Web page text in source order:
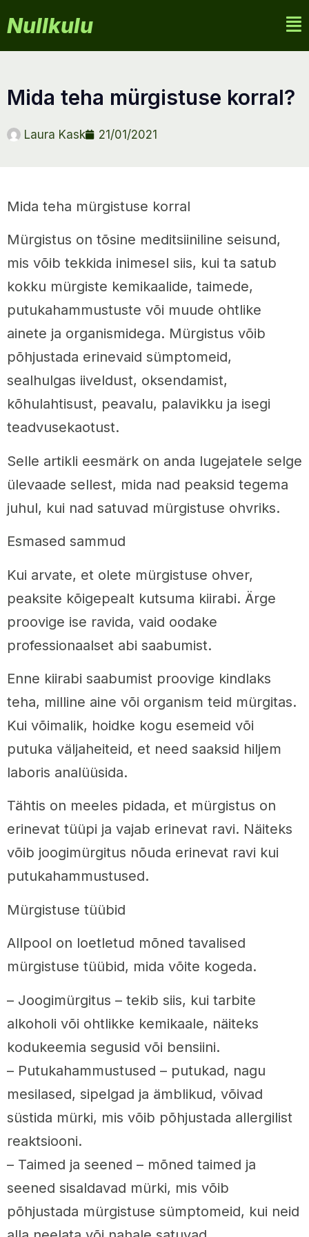
Nullkulu
mida teha mürgistuse korral?
Laura Kask 21/01/2021
Mida teha mürgistuse korral
Mürgistus on tõsine meditsiiniline seisund,
mis võib tekkida inimesel siis, kui ta satub
kokku mürgiste kemikaalide, taimede,
putukahammustuste või muude ohtlike
ainete ja organismidega. Mürgistus võib
põhjustada erinevaid sümptomeid,
sealhulgas iiveldust, oksendamist,
kõhulahtisust, peavalu, palavikku ja isegi
teadvusekaotust.
Selle artikli eesmärk on anda lugejatele selge
ülevaade sellest, mida nad peaksid tegema
juhul, kui nad satuvad mürgistuse ohvriks.
Esmased sammud
Kui arvate, et olete mürgistuse ohver,
peaksite kõigepealt kutsuma kiirabi. Ärge
proovige ise ravida, vaid oodake
professionaalset abi saabumist.
Enne kiirabi saabumist proovige kindlaks
teha, milline aine või organism teid mürgitas.
Kui võimalik, hoidke kogu esemeid või
putuka väljaheiteid, et need saaksid hiljem
laboris analüüsida.
Tähtis on meeles pidada, et mürgistus on
erinevat tüüpi ja vajab erinevat ravi. Näiteks
võib joogimürgitus nõuda erinevat ravi kui
putukahammustused.
Mürgistuse tüübid
Allpool on loetletud mõned tavalised
mürgistuse tüübid, mida võite kogeda.
– Joogimürgitus – tekib siis, kui tarbite
alkoholi või ohtlikke kemikaale, näiteks
kodukeemia segusid või bensiini.
– Putukahammustused – putukad, nagu
mesilased, sipelgad ja ämblikud, võivad
süstida mürki, mis võib põhjustada allergilist
reaktsiooni.
– Taimed ja seened – mõned taimed ja
seened sisaldavad mürki, mis võib
põhjustada mürgistuse sümptomeid, kui neid